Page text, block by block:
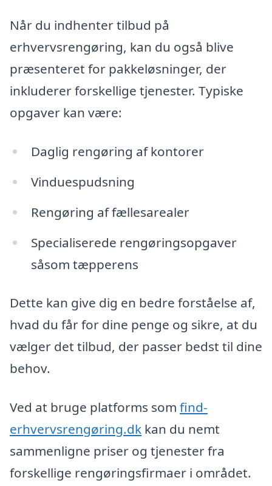
Når du indhenter tilbud på
erhvervsrengøring, kan du også blive
præsenteret for pakkeløsninger, der
inkluderer forskellige tjenester. Typiske
opgaver kan være:
Daglig rengøring af kontorer
Vinduespudsning
Rengøring af fællesarealer
Specialiserede rengøringsopgaver
såsom tæpperens
Dette kan give dig en bedre forståelse af,
hvad du får for dine penge og sikre, at du
vælger det tilbud, der passer bedst til dine
behov.
Ved at bruge platforms som find-
erhvervsrengøring.dk kan du nemt
sammenligne priser og tjenester fra
forskellige rengøringsfirmaer i området.